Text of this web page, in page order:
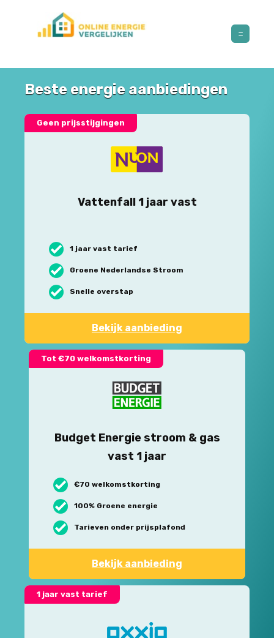
Beste energie aanbiedingen
Geen prijsstijgingen
Vattenfall 1 jaar vast
1 jaar vast tarief
Groene Nederlandse Stroom
Snelle overstap
Bekijk aanbieding
Tot €70 welkomstkorting
Budget Energie stroom & gas
vast 1 jaar
€70 welkomstkorting
100% Groene energie
Tarieven onder prijsplafond
Bekijk aanbieding
1 jaar vast tarief